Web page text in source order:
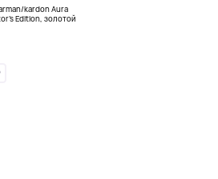
kardon Aura
Edition, золотой